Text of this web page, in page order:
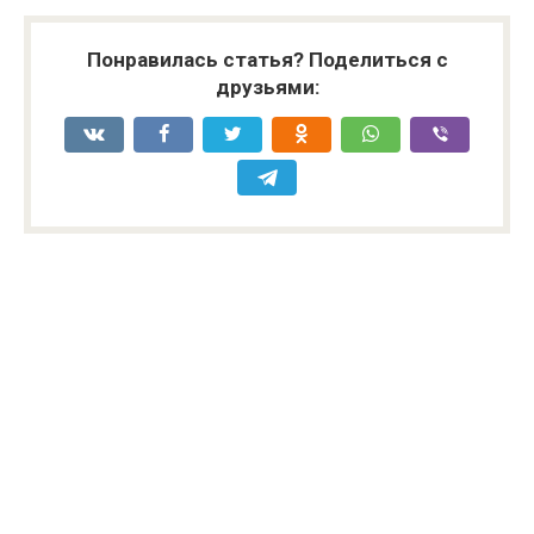
Понравилась статья? Поделиться с
друзьями: